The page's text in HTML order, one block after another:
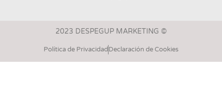
2023 DESPEGUP MARKETING ©
Política de Privacidad Declaración de Cookies